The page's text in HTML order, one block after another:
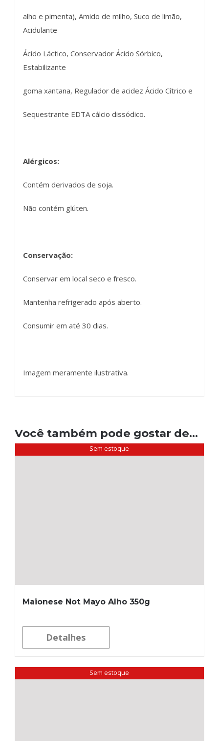
alho e pimenta), Amido de milho, Suco de limão,
Acidulante
Ácido Láctico, Conservador Ácido Sórbico,
Estabilizante
goma xantana, Regulador de acidez Ácido Cítrico e
Sequestrante EDTA cálcio dissódico.
Alérgicos:
Contém derivados de soja.
Não contém glúten.
Conservação:
Conservar em local seco e fresco.
Mantenha refrigerado após aberto.
Consumir em até 30 dias.
Imagem meramente ilustrativa.
Você também pode gostar de…
Sem estoque
Maionese Not Mayo Alho 350g
Detalhes
Sem estoque